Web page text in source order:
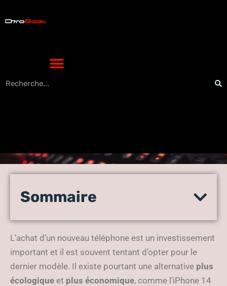
choix judicieux pour un
responsable
Sommaire
L’achat d’un nouveau téléphone est un investissement
important et il est souvent tentant d’opter pour le
dernier modèle. Il existe pourtant une alternative plus
écologique et plus économique, comme l’iPhone 14